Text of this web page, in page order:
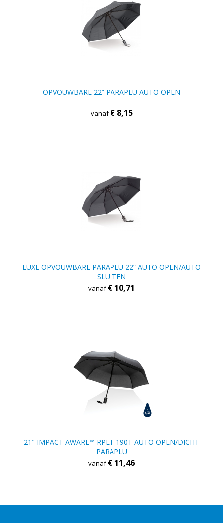
OPVOUWBARE 22” PARAPLU AUTO OPEN
vanaf€ 8,15
LUXE OPVOUWBARE PARAPLU 22” AUTO OPEN/AUTO
SLUITEN
vanaf€ 10,71
21" IMPACT AWARE™ RPET 190T AUTO OPEN/DICHT
PARAPLU
vanaf€ 11,46